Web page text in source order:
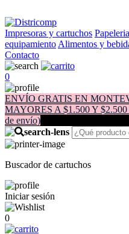
Impresoras y cartuchos
equipamiento Alimentos y
Contacto
0
ENVÍO GRATIS EN
MAYORES A $1.500 Y
de envío)
Buscador de cartuchos
Iniciar sesión
0